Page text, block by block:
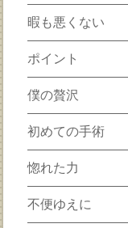
暇も悪くない
ポイント
僕の贅沢
初めての手術
惚れた力
不便ゆえに